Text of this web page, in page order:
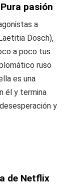
pasión
a
Dosch),
a poco tus
ruso
es una
él y termina
y
de Netflix